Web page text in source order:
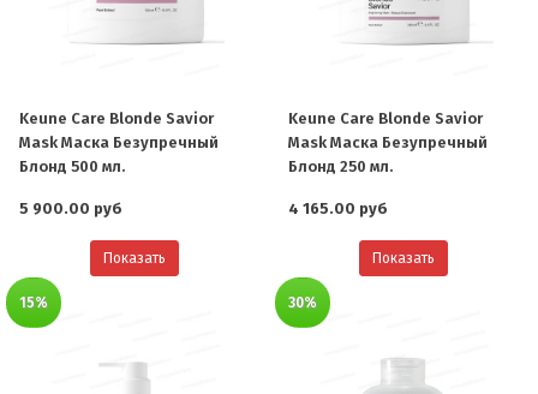
Keune Care Blonde Savior
Mask Маска Безупречный
Блонд 500 мл.
5 900.00 руб
Показать
Keune Care Blonde Savior
Mask Маска Безупречный
Блонд 250 мл.
4 165.00 руб
Показать
15% 30%